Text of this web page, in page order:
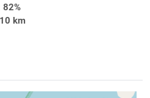
82%
10 km